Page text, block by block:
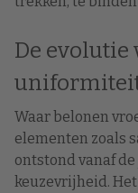
De evolutie
Waar belonen
elementen zoals
ontstond vanaf
keuzevrijheid.